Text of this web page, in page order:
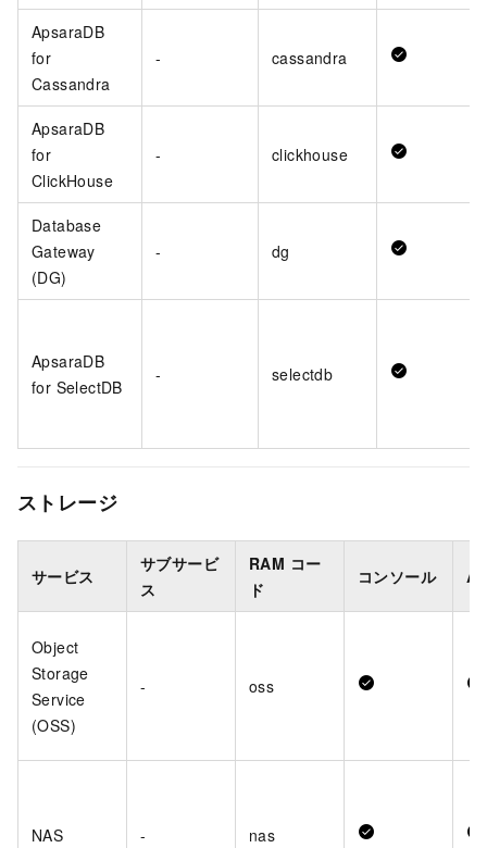
ApsaraDB
for
Cassandra
- cassandra
ApsaraDB
for
ClickHouse
- clickhouse
Database
Gateway
(DG)
- dg
ApsaraDB
for SelectDB
- selectdb
ストレージ
サービス
サブサービ
ス
RAM コー
ド
コンソール
Object
Storage
Service
(OSS)
- oss
NAS - nas